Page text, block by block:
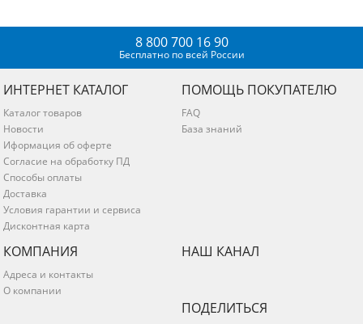
8 800 700 16 90
Бесплатно по всей России
ИНТЕРНЕТ КАТАЛОГ
Каталог товаров
Новости
Иформация об оферте
Согласие на обработку ПД
Способы оплаты
Доставка
Условия гарантии и сервиса
Дисконтная карта
ПОМОЩЬ ПОКУПАТЕЛЮ
FAQ
База знаний
КОМПАНИЯ
Адреса и контакты
О компании
НАШ КАНАЛ
ПОДЕЛИТЬСЯ